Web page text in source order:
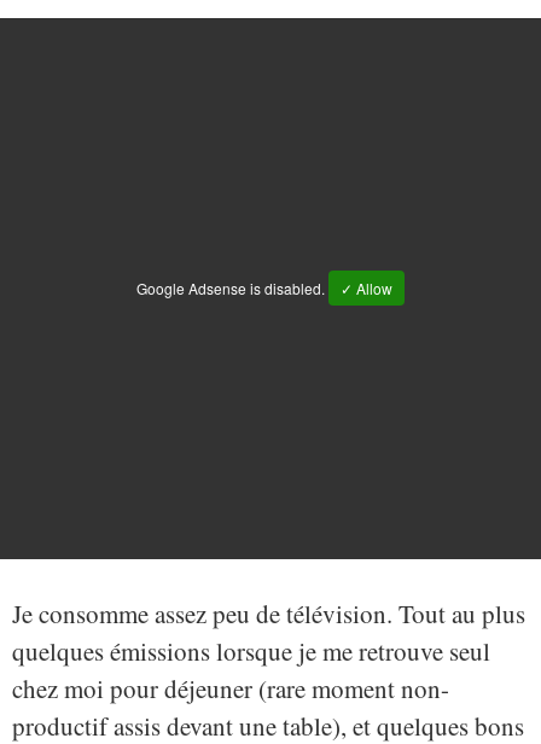
Google Adsense is disabled. ✓ Allow
Je consomme assez peu de télévision. Tout au plus
quelques émissions lorsque je me retrouve seul
chez moi pour déjeuner (rare moment non-
productif assis devant une table), et quelques bons